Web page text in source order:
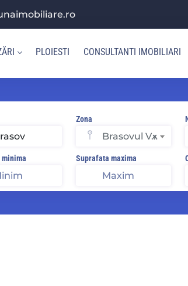
PLOIESTI CONSULTANTI IMOBILIARI
Zona
×
Brasovul Vechi
Suprafata maxima